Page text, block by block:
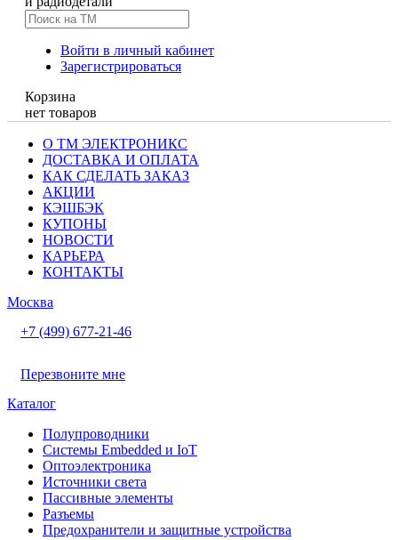
Войти в личный кабинет
Зарегистрироваться
Корзина
нет товаров
О ТМ ЭЛЕКТРОНИКС
ДОСТАВКА И ОПЛАТА
КАК СДЕЛАТЬ ЗАКАЗ
АКЦИИ
КЭШБЭК
КУПОНЫ
НОВОСТИ
КАРЬЕРА
КОНТАКТЫ
Москва
+7 (499) 677-21-46
Перезвоните мне
Каталог
Полупроводники
Системы Embedded и IoT
Oптоэлектроника
Источники света
Пассивные элементы
Разъeмы
Предохранители и защитные устройства